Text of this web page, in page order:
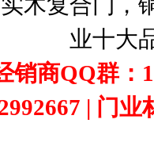
业十大
销商QQ群：
| 门